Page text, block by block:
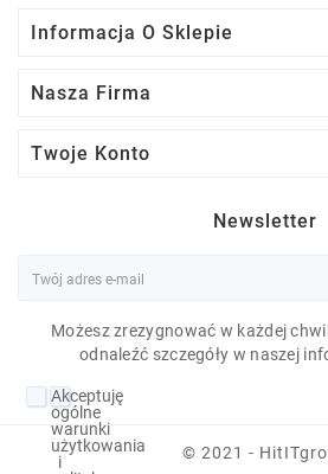
I5-8350U 8
Informacja O Sklepie
Nasza Firma
Twoje Konto
Newsletter
Możesz zrezygnować w każdej
odnaleźć szczegóły w naszej
Akceptuję
ogólne
warunki
użytkowania
i
© 2021 -